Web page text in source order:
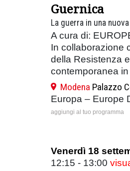
Guernica
La guerra in una
A cura di:
In collaborazione
della Resistenza
contemporanea
Modena Palazzo
Europa – Europe
aggiungi al tuo programma
Venerdì 18
12:15 - 13:00